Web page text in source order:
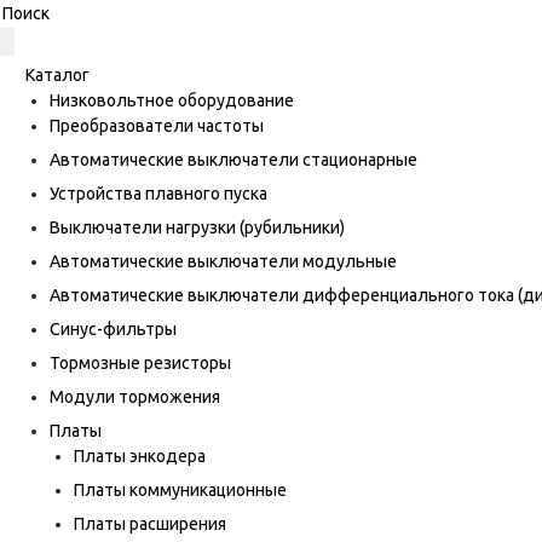
Каталог
Низковольтное оборудование
Преобразователи частоты
Автоматические выключатели стационарные
Устройства плавного пуска
Выключатели нагрузки (рубильники)
Автоматические выключатели модульные
Автоматические выключатели дифференциального тока
Синус-фильтры
Тормозные резисторы
Модули торможения
Платы
Платы энкодера
Платы коммуникационные
Платы расширения